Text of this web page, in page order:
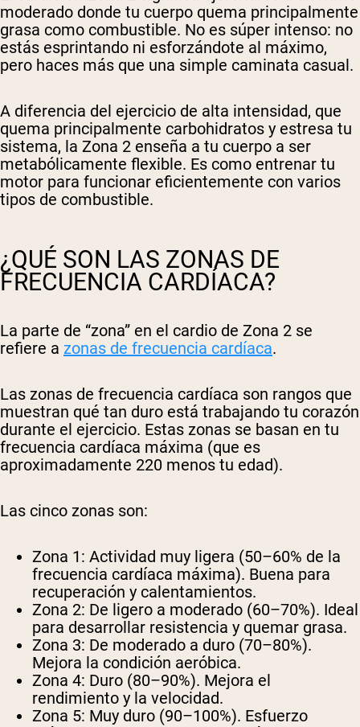
moderado donde tu cuerpo quema principalmente
grasa como combustible. No es súper intenso: no
estás esprintando ni esforzándote al máximo,
pero haces más que una simple caminata casual.
A diferencia del ejercicio de alta intensidad, que
quema principalmente carbohidratos y estresa tu
sistema, la Zona 2 enseña a tu cuerpo a ser
metabólicamente flexible. Es como entrenar tu
motor para funcionar eficientemente con varios
tipos de combustible.
¿QUÉ SON LAS ZONAS DE
FRECUENCIA CARDÍACA?
La parte de “zona” en el cardio de Zona 2 se
refiere a zonas de frecuencia cardíaca.
Las zonas de frecuencia cardíaca son rangos que
muestran qué tan duro está trabajando tu corazón
durante el ejercicio. Estas zonas se basan en tu
frecuencia cardíaca máxima (que es
aproximadamente 220 menos tu edad).
Las cinco zonas son:
Zona 1: Actividad muy ligera (50–60% de la
frecuencia cardíaca máxima). Buena para
recuperación y calentamientos.
Zona 2: De ligero a moderado (60–70%). Ideal
para desarrollar resistencia y quemar grasa.
Zona 3: De moderado a duro (70–80%).
Mejora la condición aeróbica.
Zona 4: Duro (80–90%). Mejora el
rendimiento y la velocidad.
Zona 5: Muy duro (90–100%). Esfuerzo